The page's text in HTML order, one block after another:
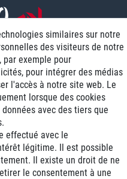
J+1
réduits
avec garantie
similaires sur notre
des visiteurs de notre
par exemple pour
pour intégrer des médias
l'accès à notre site web. Le
lorsque des cookies
avec des tiers que
effectué avec le
légitime. Il est possible
Il existe un droit de ne
le consentement à une